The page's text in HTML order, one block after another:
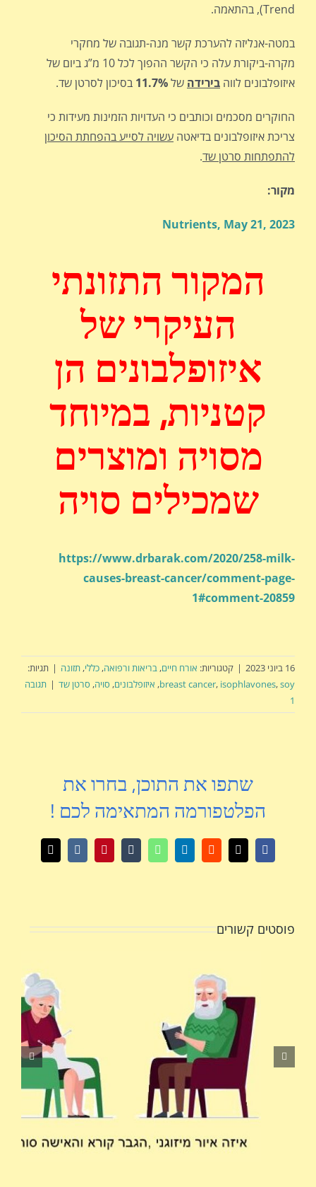
Trend), בהתאמה.
במטה-אנליזה להערכת קשר מנה-תגובה של מחקרי
מקרה-ביקורת עלה כי הקשר ההפוך לכל 10 מ”ג ביום של
איזופלבונים לווה בירידה של11.7% בסיכון לסרטן שד.
החוקרים מסכמים וכותבים כי העדויות הזמינות מעידות כי
צריכת איזופלבונים בדיאטה עשויה לסייע בהפחתת הסיכון
להתפתחות סרטן שד.
מקור:
Nutrients, May 21, 2023
המקור התזונתי
העיקרי של
איזופלבונים הן
קטניות, במיוחד
מסויה ומוצרים
שמכילים סויה
https://www.drbarak.com/2020/258-milk-
causes-breast-cancer/comment-page-
1#comment-20859
16 ביוני 2023 | קטגוריות: אורח חיים, בריאות ורפואה, כללי, תזונה | תגיות:
breast cancer, isophlavones,soy
, איזופלבונים, סויה, סרטן שד | תגובה
1
שתפו את התוכן, בחרו את
הפלטפורמה המתאימה לכם !
Facebook
X
Reddit
LinkedIn
WhatsApp
Tumblr
Pinterest
Vk
כתובת
דואר
פוסטים קשורים